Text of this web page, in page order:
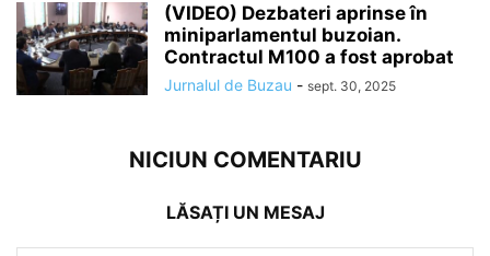
(VIDEO) Dezbateri aprinse în
miniparlamentul buzoian.
Contractul M100 a fost aprobat
Jurnalul de Buzau - sept. 30, 2025
NICIUN COMENTARIU
LĂSAȚI UN MESAJ